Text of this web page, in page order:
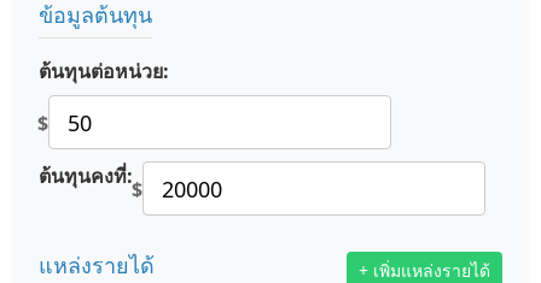
ข้อมูลต้นทุน
ต้นทุนต่อหน่วย:
$
ต้นทุนคงที่:$
แหล่งรายได้ + เพิ่มแหล่งรายได้